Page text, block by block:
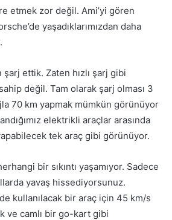
etmek zor değil. Ami’yi gören
yaşadıklarımızdan daha
ettik. Zaten hızlı şarj gibi
değil. Tam olarak şarj olması 3
70 km yapmak mümkün görünüyor
elektrikli araçlar arasında
tek araç gibi görünüyor.
bir sıkıntı yaşamıyor. Sadece
yavaş hissediyorsunuz.
kullanılacak bir araç için 45 km/s
ve camlı bir go-kart gibi